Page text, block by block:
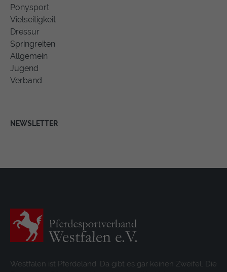
Ponysport
Vielseitigkeit
Dressur
Springreiten
Allgemein
Jugend
Verband
NEWSLETTER
Westfalen ist Pferdeland. Da gibt es gar keinen Zweifel. Die